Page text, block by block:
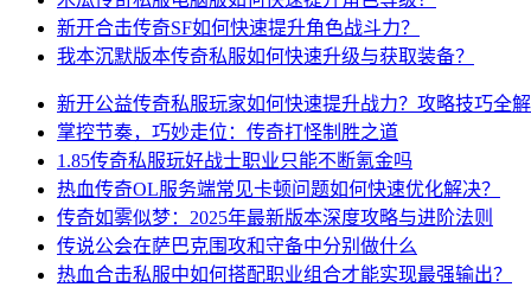
新开合击传奇SF如何快速提升角色战斗力？
我本沉默版本传奇私服如何快速升级与获取装备？
新开公益传奇私服玩家如何快速提升战力？攻略技巧全
掌控节奏，巧妙走位：传奇打怪制胜之道
1.85传奇私服玩好战士职业只能不断氪金吗
热血传奇OL服务端常见卡顿问题如何快速优化解决？
传奇如雾似梦：2025年最新版本深度攻略与进阶法则
传说公会在萨巴克围攻和守备中分别做什么
热血合击私服中如何搭配职业组合才能实现最强输出？